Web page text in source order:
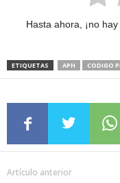
Hasta ahora, ¡no
ETIQUETAS APH CODIGO
Artículo anterior